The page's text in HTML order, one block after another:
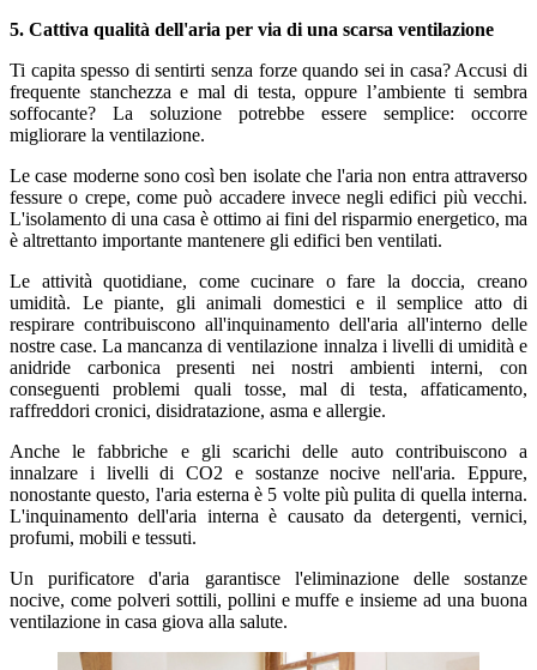
5. Cattiva qualità dell'aria per via di una scarsa ventilazione
Ti capita spesso di sentirti senza forze quando sei in casa? Accusi di
frequente stanchezza e mal di testa, oppure l’ambiente ti sembra
soffocante? La soluzione potrebbe essere semplice: occorre
migliorare la ventilazione.
Le case moderne sono così ben isolate che l'aria non entra attraverso
fessure o crepe, come può accadere invece negli edifici più vecchi.
L'isolamento di una casa è ottimo ai fini del risparmio energetico, ma
è altrettanto importante mantenere gli edifici ben ventilati.
Le attività quotidiane, come cucinare o fare la doccia, creano
umidità. Le piante, gli animali domestici e il semplice atto di
respirare contribuiscono all'inquinamento dell'aria all'interno delle
nostre case. La mancanza di ventilazione innalza i livelli di umidità e
anidride carbonica presenti nei nostri ambienti interni, con
conseguenti problemi quali tosse, mal di testa, affaticamento,
raffreddori cronici, disidratazione, asma e allergie.
Anche le fabbriche e gli scarichi delle auto contribuiscono a
innalzare i livelli di CO2 e sostanze nocive nell'aria. Eppure,
nonostante questo, l'aria esterna è 5 volte più pulita di quella interna.
L'inquinamento dell'aria interna è causato da detergenti, vernici,
profumi, mobili e tessuti.
Un purificatore d'aria garantisce l'eliminazione delle sostanze
nocive, come polveri sottili, pollini e muffe e insieme ad una buona
ventilazione in casa giova alla salute.